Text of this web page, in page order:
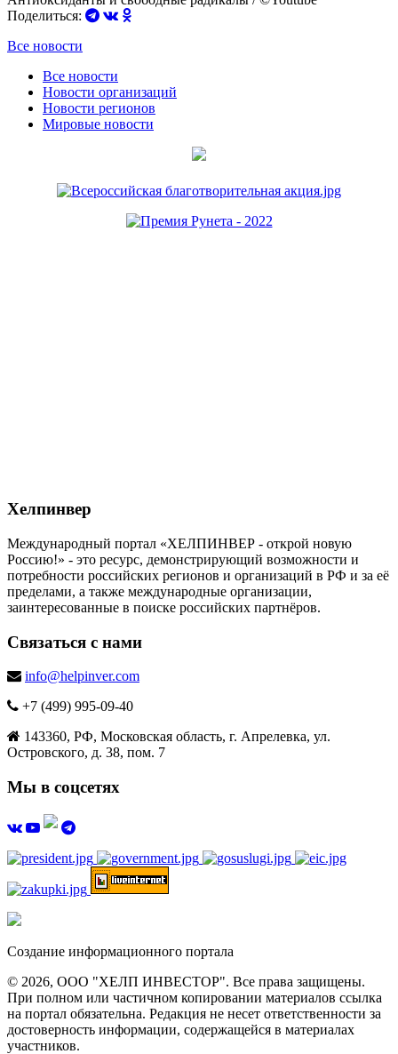
Поделиться:
Все новости
Все новости
Новости организаций
Новости регионов
Мировые новости
Хелпинвер
Международный портал «ХЕЛПИНВЕР - открой новую
Россию!» - это ресурс, демонстрирующий возможности и
потребности российских регионов и организаций в РФ и за её
пределами, а также международные организации,
заинтересованные в поиске российских партнёров.
Связаться с нами
info@helpinver.com
+7 (499) 995-09-40
143360, РФ, Московская область, г. Апрелевка, ул.
Островского, д. 38, пом. 7
Мы в соцсетях
Создание информационного портала
© 2026, ООО "ХЕЛП ИНВЕСТОР". Все права защищены.
При полном или частичном копировании материалов ссылка
на портал обязательна. Редакция не несет ответственности за
достоверность информации, содержащейся в материалах
участников.